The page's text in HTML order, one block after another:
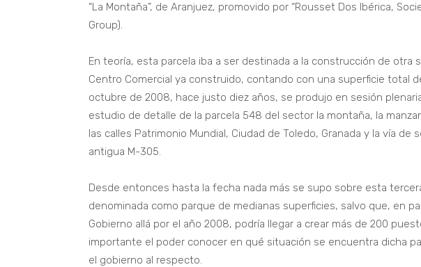
“La Montaña”, de Aranjuez, promovido por “Rousset Dos Ibérica,
Group).
En teoría, esta parcela iba a ser destinada a la construcción de otra
Centro Comercial ya construido, contando con una superficie total
octubre de 2008, hace justo diez años, se produjo en sesión
estudio de detalle de la parcela 548 del sector la montaña, la
las calles Patrimonio Mundial, Ciudad de Toledo, Granada y la vía de
antigua M-305.
Desde entonces hasta la fecha nada más se supo sobre esta
denominada como parque de medianas superficies, salvo que, en
Gobierno allá por el año 2008, podría llegar a crear más de 200
importante el poder conocer en qué situación se encuentra dicha
el gobierno al respecto.